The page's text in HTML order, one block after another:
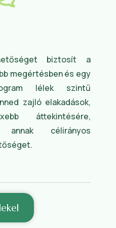
biztosít a
megértésben és egy
lélek szintű
zajló elakadások,
áttekintésére,
célirányos